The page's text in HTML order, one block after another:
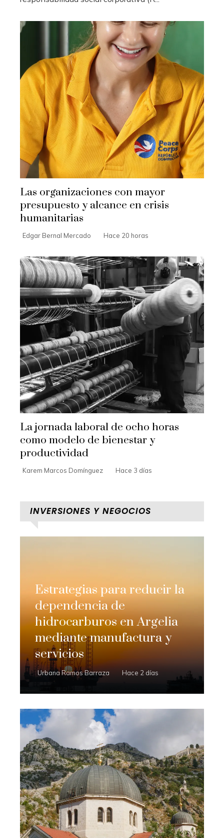
Las organizaciones con mayor
presupuesto y alcance en crisis
humanitarias
Edgar Bernal Mercado Hace 20 horas
La jornada laboral de ocho horas
como modelo de bienestar y
productividad
Karem Marcos Domínguez Hace 3 días
INVERSIONES Y NEGOCIOS
Estrategias para reducir la
dependencia de
hidrocarburos en Argelia
mediante manufactura y
servicios
Urbana Ramos Barraza Hace 2 días